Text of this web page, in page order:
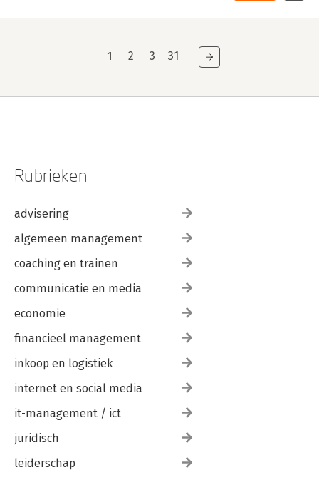
1 2 3 31
Rubrieken
advisering
algemeen management
coaching en trainen
communicatie en media
economie
financieel management
inkoop en logistiek
internet en social media
it-management / ict
juridisch
leiderschap